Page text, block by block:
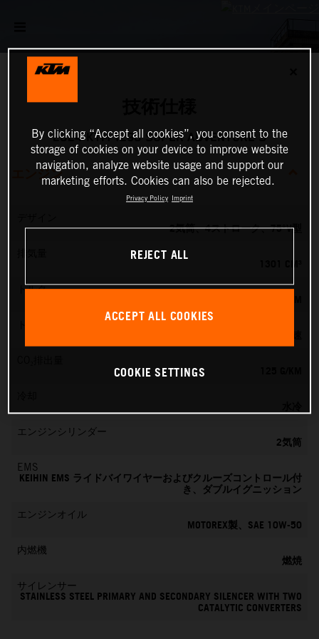
2024 KTM 1290 SUPER ADVENTURE S
エンジン
2気筒、4ストローク、75°V型
トルク
水冷
エンジンシリンダー
2気筒
EMS
KEIHIN EMS ライドバイワイヤーおよびクルーズコントロール付
き、ダブルイグニッション
エンジンオイル
MOTOREX製、SAE 10W-50
内燃機
燃焼
サイレンサー
STAINLESS STEEL PRIMARY AND SECONDARY SILENCER WITH TWO
CATALYTIC CONVERTERS
By clicking “Accept all cookies”, you consent to the
storage of cookies on your device to improve website
navigation, analyze website usage and support our
marketing efforts. Cookies can also be rejected.
Privacy Policy Imprint
REJECT ALL
ACCEPT ALL COOKIES
COOKIE SETTINGS